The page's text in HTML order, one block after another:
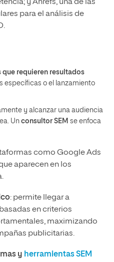
y Ahrefs, una de las
para el análisis de
que requieren resultados
específicas o el lanzamiento
y alcanzar una audiencia
Un consultor SEM se enfoca
como Google Ads
aparecen en los
: permite llegar a
en criterios
maximizando
publicitarias.
y herramientas SEM